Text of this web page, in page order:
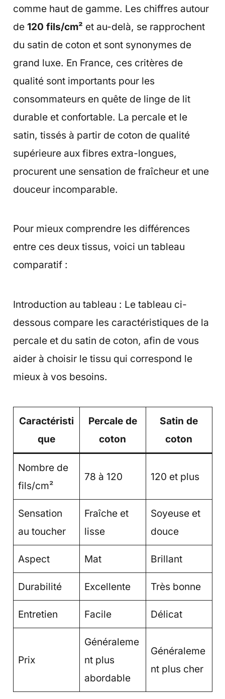
comme haut de gamme. Les chiffres autour
de 120 fils/cm² et au-delà, se rapprochent
du satin de coton et sont synonymes de
grand luxe. En France, ces critères de
qualité sont importants pour les
consommateurs en quête de linge de lit
durable et confortable. La percale et le
satin, tissés à partir de coton de qualité
supérieure aux fibres extra-longues,
procurent une sensation de fraîcheur et une
douceur incomparable.
Pour mieux comprendre les différences
entre ces deux tissus, voici un tableau
comparatif :
Introduction au tableau : Le tableau ci-
dessous compare les caractéristiques de la
percale et du satin de coton, afin de vous
aider à choisir le tissu qui correspond le
mieux à vos besoins.
Caractéristi
que
Percale de
coton
Satin de
coton
Nombre de
fils/cm²
78 à 120 120 et plus
Sensation
au toucher
Fraîche et
lisse
Soyeuse et
douce
Aspect Mat Brillant
Durabilité Excellente Très bonne
Entretien Facile Délicat
Prix
Généraleme
nt plus
abordable
Généraleme
nt plus cher